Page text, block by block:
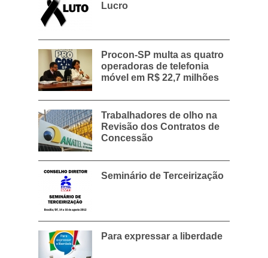
Lucro
Procon-SP multa as quatro
operadoras de telefonia
móvel em R$ 22,7 milhões
Trabalhadores de olho na
Revisão dos Contratos de
Concessão
Seminário de Terceirização
Para expressar a liberdade